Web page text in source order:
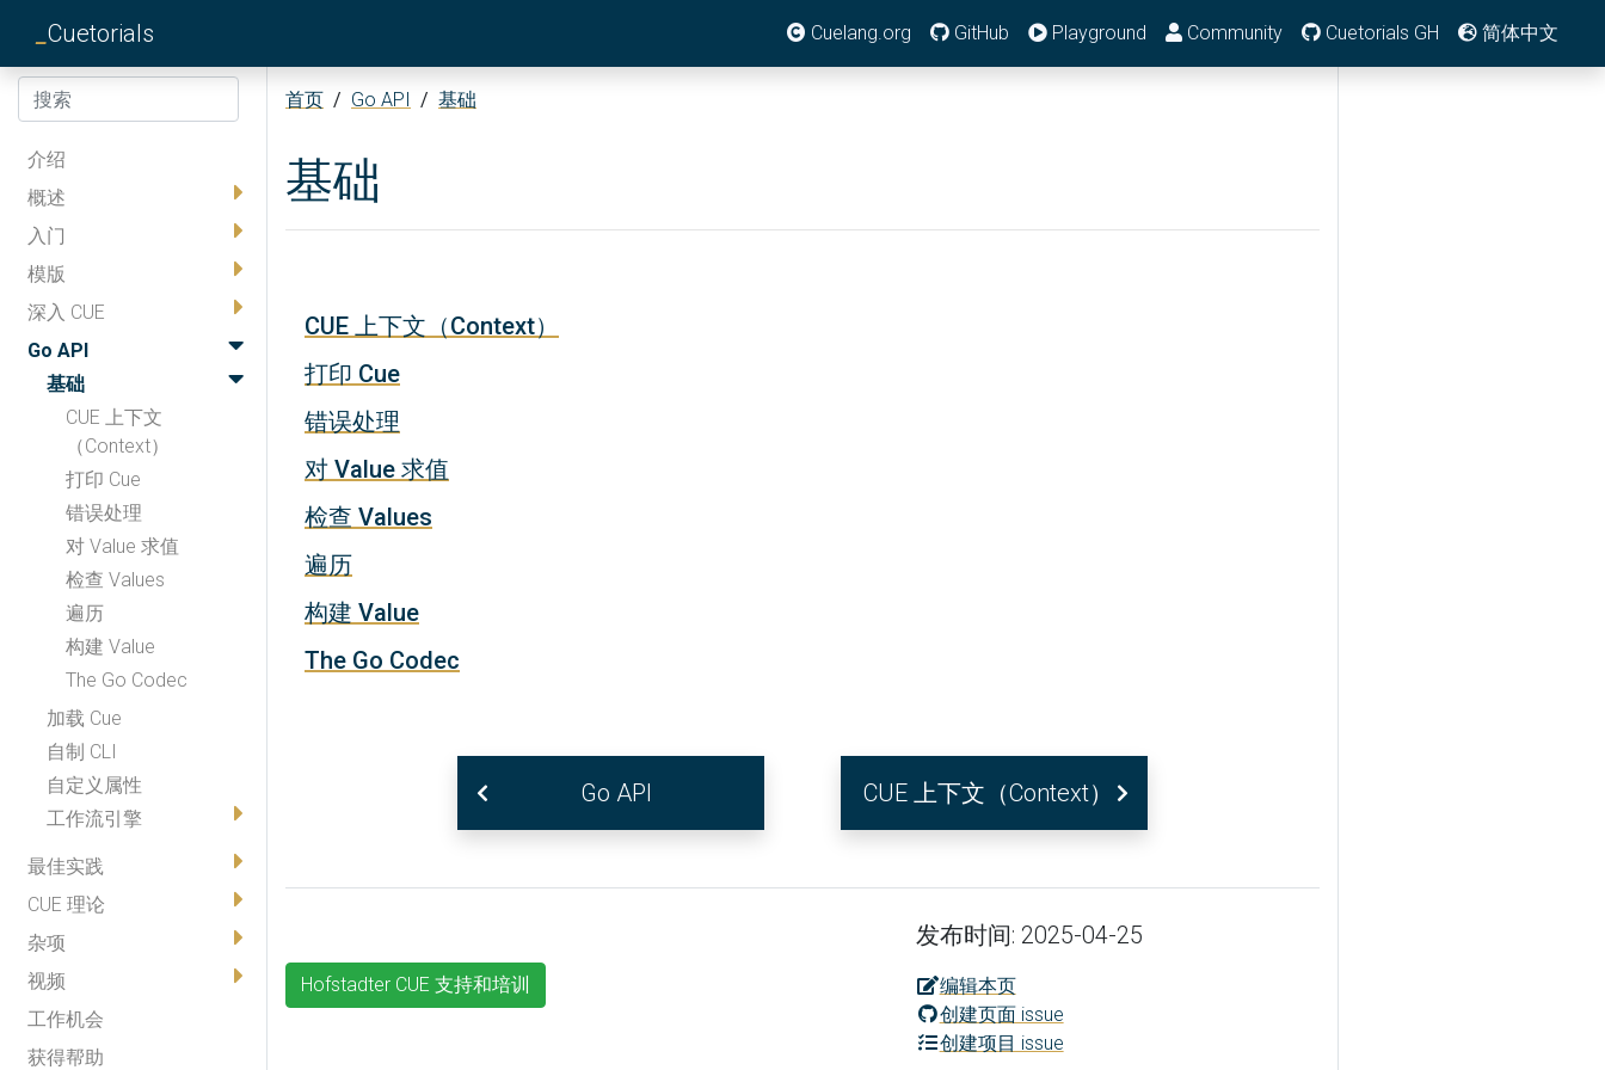
Cuetorials Cuelang.org GitHub Playground Community Cuetorials GH 简体中文
介绍
概述
入门
模版
深入 CUE
Go API
基础
CUE 上下文
（Context）
打印 Cue
错误处理
对 Value 求值
检查 Values
遍历
构建 Value
The Go Codec
加载 Cue
自制 CLI
自定义属性
工作流引擎
最佳实践
CUE 理论
杂项
视频
工作机会
获得帮助
首页 / Go API / 基础
基础
CUE 上下文（Context）
打印 Cue
错误处理
对 Value 求值
检查 Values
遍历
构建 Value
The Go Codec
Go API CUE 上下文（Context）
Hofstadter CUE 支持和培训
发布时间: 2025-04-25
编辑本页
创建页面 issue
创建项目 issue